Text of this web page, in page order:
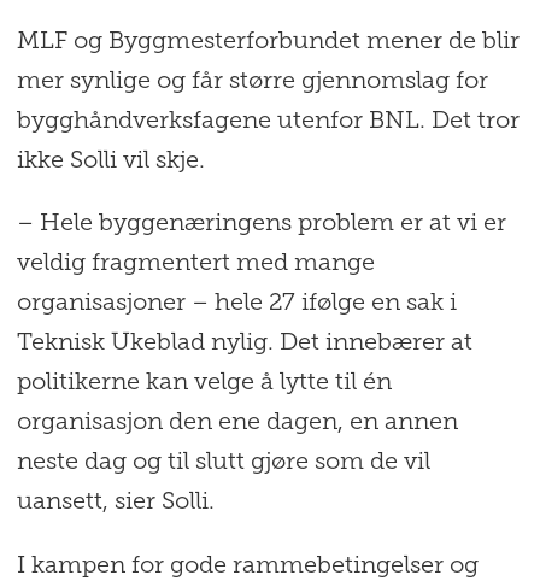
MLF og Byggmesterforbundet mener de blir
mer synlige og får større gjennomslag for
bygghåndverksfagene utenfor BNL. Det tror
ikke Solli vil skje.
– Hele byggenæringens problem er at vi er
veldig fragmentert med mange
organisasjoner – hele 27 ifølge en sak i
Teknisk Ukeblad nylig. Det innebærer at
politikerne kan velge å lytte til én
organisasjon den ene dagen, en annen
neste dag og til slutt gjøre som de vil
uansett, sier Solli.
I kampen for gode rammebetingelser og